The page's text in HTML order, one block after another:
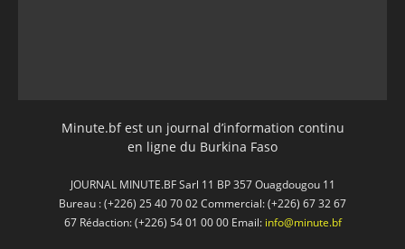
Minute.bf est un journal d’information continu
en ligne du Burkina Faso
JOURNAL MINUTE.BF Sarl 11 BP 357 Ouagdougou 11
Bureau : (+226) 25 40 70 02 Commercial: (+226) 67 32 67
67 Rédaction: (+226) 54 01 00 00 Email: info@minute.bf